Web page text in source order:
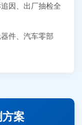
因、出厂抽检全
件、汽车零部
案
网试验需求
分析需求